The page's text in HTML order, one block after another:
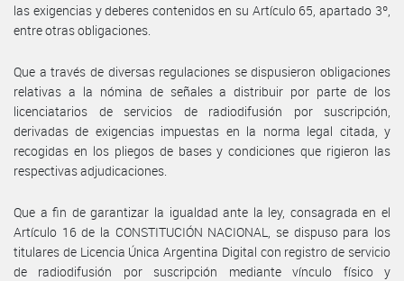
las exigencias y deberes contenidos en su Artículo 65, apartado 3º,
entre otras obligaciones.
Que a través de diversas regulaciones se dispusieron obligaciones
relativas a la nómina de señales a distribuir por parte de los
licenciatarios de servicios de radiodifusión por suscripción,
derivadas de exigencias impuestas en la norma legal citada, y
recogidas en los pliegos de bases y condiciones que rigieron las
respectivas adjudicaciones.
Que a fin de garantizar la igualdad ante la ley, consagrada en el
Artículo 16 de la CONSTITUCIÓN NACIONAL, se dispuso para los
titulares de Licencia Única Argentina Digital con registro de servicio
de radiodifusión por suscripción mediante vínculo físico y